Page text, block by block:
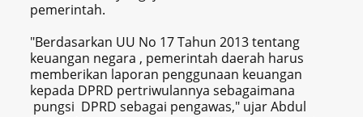
pemerintah.
"Berdasarkan UU No 17 Tahun 2013 tentang
keuangan negara , pemerintah daerah harus
memberikan laporan penggunaan keuangan
kepada DPRD pertriwulannya sebagaimana
pungsi DPRD sebagai pengawas," ujar Abdul